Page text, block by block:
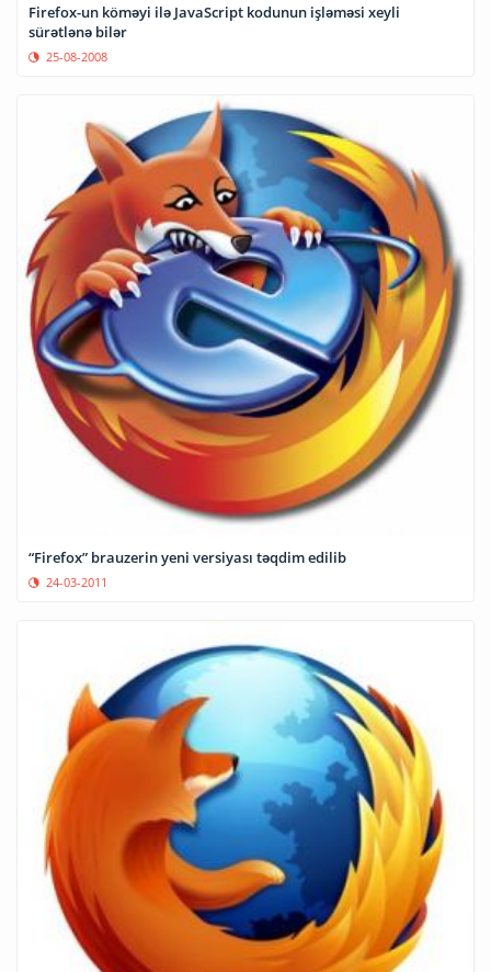
Firefox-un köməyi ilə JavaScript kodunun işləməsi xeyli
sürətlənə bilər
25-08-2008
“Firefox” brauzerin yeni versiyası təqdim edilib
24-03-2011